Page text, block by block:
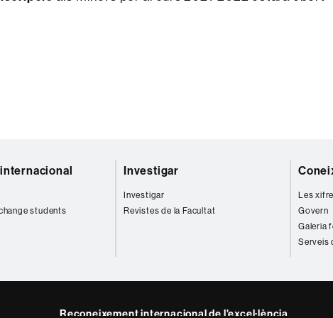
students
Investigar
Investigar
Revistes de la Facultat
Les
Govern
Galeria
Serveis
Reconeixement internacional de l'excel·lència